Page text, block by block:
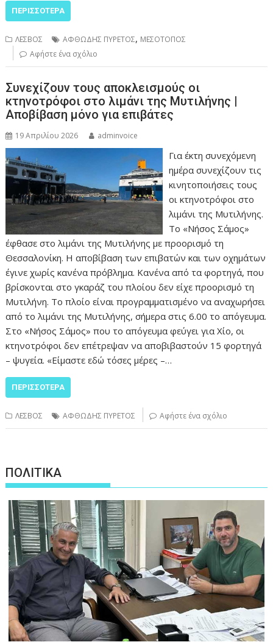
ΠΕΡΙΣΣΌΤΕΡΑ
ΛΕΣΒΟΣ ΑΦΘΩΔΗΣ ΠΥΡΕΤΟΣ, ΜΕΣΟΤΟΠΟΣ
Αφήστε ένα σχόλιο
Συνεχίζουν τους αποκλεισμούς οι
κτηνοτρόφοι στο λιμάνι της Μυτιλήνης |
Αποβίβαση μόνο για επιβάτες
19 Απριλίου 2026 adminvoice
Για έκτη συνεχόμενη
ημέρα συνεχίζουν τις
κινητοποιήσεις τους
οι κτηνοτρόφοι στο
λιμάνι της Μυτιλήνης.
Το «Νήσος Σάμος»
έφθασε στο λιμάνι της Μυτιλήνης με προορισμό τη
Θεσσαλονίκη. Η αποβίβαση των επιβατών και των οχημάτων
έγινε χωρίς κανένα πρόβλημα. Κανένα από τα φορτηγά, που
βρίσκονται στο γκαράζ του πλοίου δεν είχε προορισμό τη
Μυτιλήνη. Το πλοίο είναι προγραμματισμένο να αναχωρήσει
από το λιμάνι της Μυτιλήνης, σήμερα στις 6.00 το απόγευμα.
Στο «Νήσος Σάμος» που το απόγευμα φεύγει για Χίο, οι
κτηνοτρόφοι δεν επέτρεψαν να αποβιβαστούν 15 φορτηγά
– ψυγεία. «Είμαστε εδώ τόσες μέρες –…
ΠΕΡΙΣΣΌΤΕΡΑ
ΛΕΣΒΟΣ ΑΦΘΩΔΗΣ ΠΥΡΕΤΟΣ Αφήστε ένα σχόλιο
ΠΟΛΙΤΙΚΑ